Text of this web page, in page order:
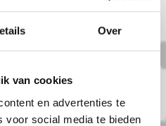
Over
van cookies
en advertenties te
voor social media te bieden
als u uit
of Nieuwlande